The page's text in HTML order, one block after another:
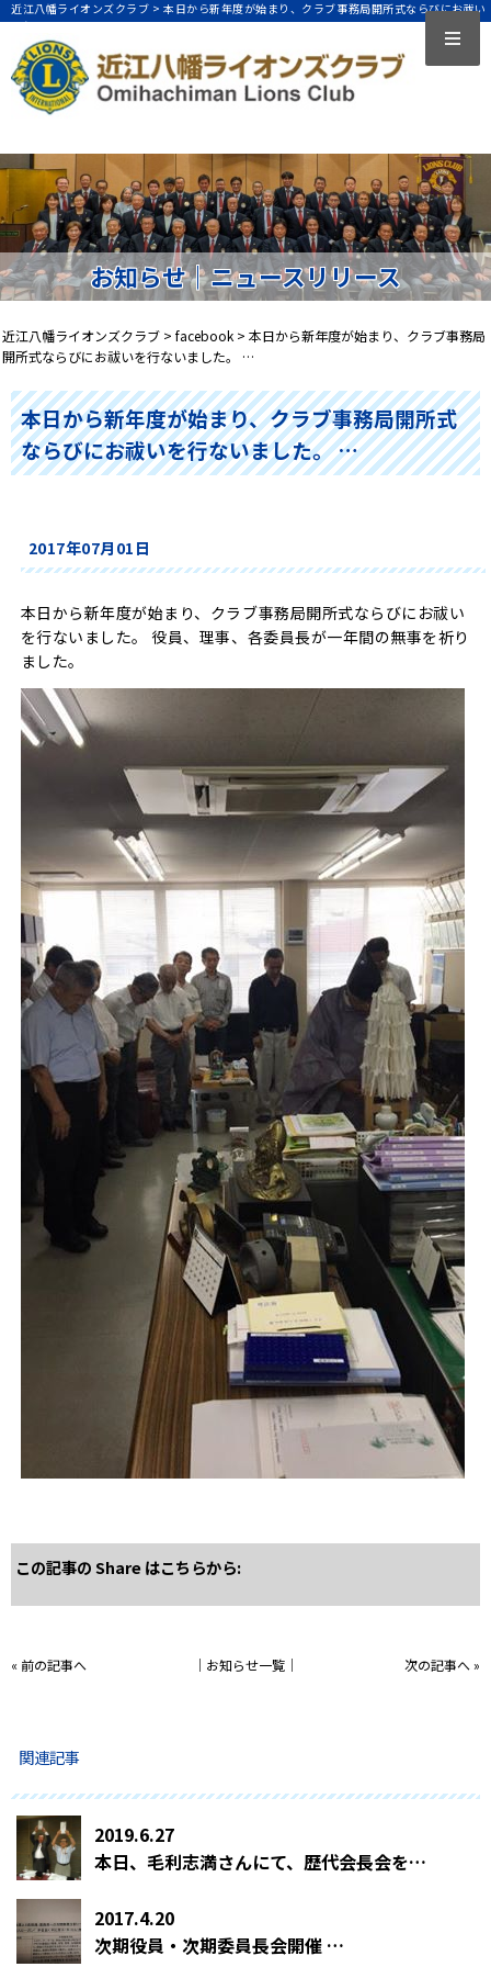
近江八幡ライオンズクラブ >本日から新年度が始まり、クラブ事務局開所式ならびにお祓い
を行ないました。 …
お知らせ｜ニュースリリース
近江八幡ライオンズクラブ > facebook > 本日から新年度が始まり、クラブ事務局
開所式ならびにお祓いを行ないました。 …
本日から新年度が始まり、クラブ事務局開所式
ならびにお祓いを行ないました。 …
2017年07月01日
本日から新年度が始まり、クラブ事務局開所式ならびにお祓い
を行ないました。 役員、理事、各委員長が一年間の無事を祈り
ました。
この記事の Share はこちらから:
« 前の記事へ │ お知らせ一覧│ 次の記事へ»
関連記事
2019.6.27
本日、毛利志満さんにて、歴代会長会を開催しています。 …
2017.4.20
次期役員・次期委員長会開催 …